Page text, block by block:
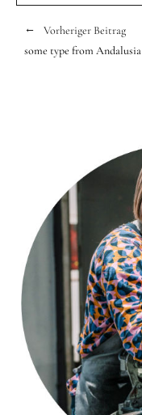
Vorheriger Beitrag
some type from Andalusia